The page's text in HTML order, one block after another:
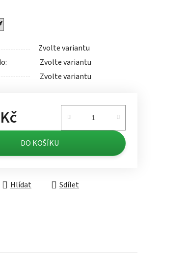
Zvolte variantu
Zvolte variantu
Zvolte variantu
DO KOŠÍKU
Hlídat Sdílet